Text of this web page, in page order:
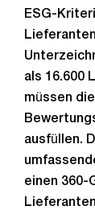
ESG-
als 16.600
müssen
ausfüllen.
einen 360-